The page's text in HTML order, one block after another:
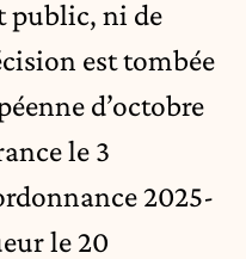
public, ni de
est tombée
d’octobre
le 3
2025-
le 20